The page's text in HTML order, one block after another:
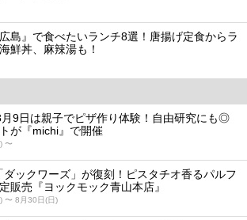
広島』で食べたいランチ8選！唐揚げ定食からラ
鮮丼、麻辣湯も！
9日は親子でピザ作り体験！自由研究にも◎
が『michi』で開催
〜
ダックワーズ」が復刻！ピスタチオ香るパルフ
販売『ヨックモック青山本店』
〜 8月30日(日)